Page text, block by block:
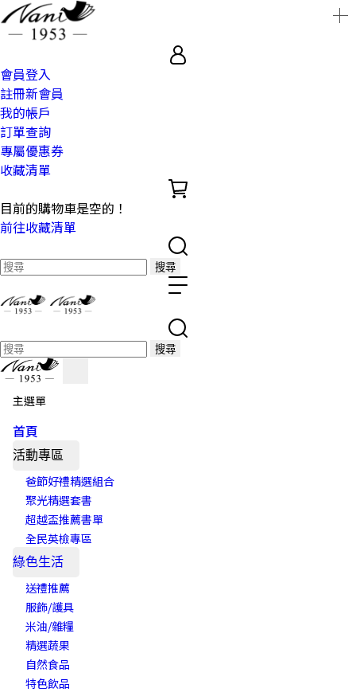
會員登入
註冊新會員
我的帳戶
訂單查詢
專屬優惠券
收藏清單
目前的購物車是空的！
前往收藏清單
搜尋
搜尋
主選單
首頁
活動專區
爸節好禮精選組合
聚光精選套書
超越盃推薦書單
全民英檢專區
綠色生活
送禮推薦
服飾/護具
米油/雜糧
精選蔬果
自然食品
特色飲品